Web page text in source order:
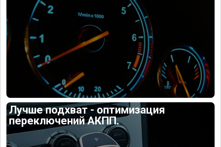
Лучше подхват - оптимизация
переключений АКПП.